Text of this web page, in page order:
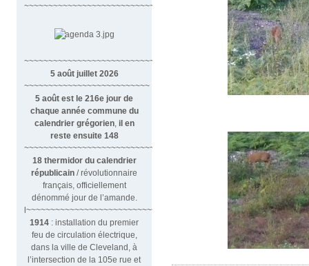
~~~~~~~~~~~~~~~~~~~~~~~~~~~~
~~~~~~~~~~~~~~~~~~~~~~~~~~~~~~
5 août juillet 2026
~~~~~~~~~~~~~~~~~~~~~~~~~~
5 août est le 216e jour de
chaque année commune du
calendrier grégorien il en
reste ensuite 148
~~~~~~~~~~~~~~~~~~~~~~~~~~~~~~~~
18 thermidor du calendrier
républicain/ révolutionnaire
français, officiellement
dénommé jour de l’amande.
l~~~~~~~~~~~~~~~~~~~~~~~~~~~
1914 : installation du premier
feu de circulation électrique,
dans la ville de Cleveland, à
l’intersection de la 105e rue et